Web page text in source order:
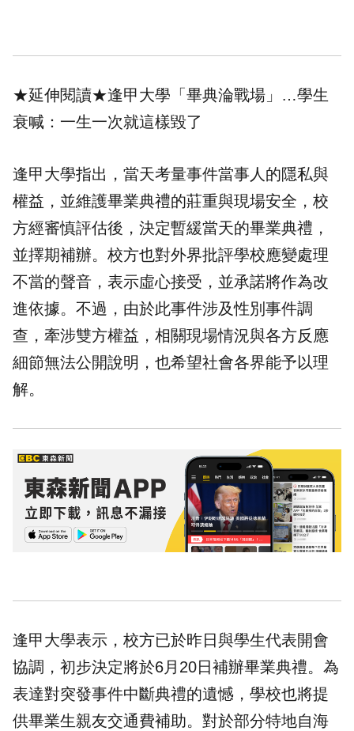
★延伸閱讀★逢甲大學「畢典淪戰場」…學生
衰喊：一生一次就這樣毀了
逢甲大學指出，當天考量事件當事人的隱私與
權益，並維護畢業典禮的莊重與現場安全，校
方經審慎評估後，決定暫緩當天的畢業典禮，
並擇期補辦。校方也對外界批評學校應變處理
不當的聲音，表示虛心接受，並承諾將作為改
進依據。不過，由於此事件涉及性別事件調
查，牽涉雙方權益，相關現場情況與各方反應
細節無法公開說明，也希望社會各界能予以理
解。
逢甲大學表示，校方已於昨日與學生代表開會
協調，初步決定將於6月20日補辦畢業典禮。為
表達對突發事件中斷典禮的遺憾，學校也將提
供畢業生親友交通費補助。對於部分特地自海